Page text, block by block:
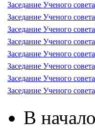
Заседание Ученого
Заседание Ученого
Заседание Ученого
Заседание Ученого
Заседание Ученого
Заседание Ученого
Заседание Ученого
Заседание Ученого
В начало